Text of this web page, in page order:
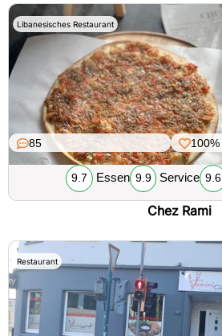
Libanesisches Restaurant
85 100%
9.7 Essen 9.9 Service 9.6
Chez Rami
Restaurant